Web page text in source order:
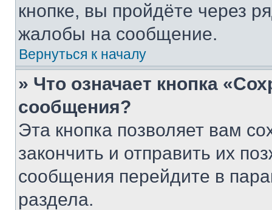
кнопке, вы пройдёте через
жалобы на сообщение.
Вернуться к началу
» Что означает кнопка
сообщения?
Эта кнопка позволяет вам
закончить и отправить их
сообщения перейдите в
раздела.